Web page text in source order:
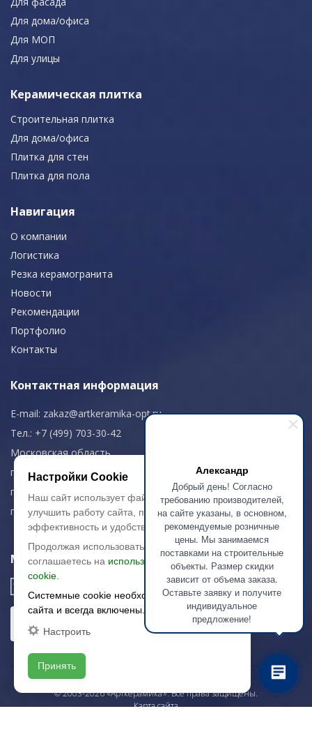
Александр
Добрый день! Согласно
требованию производителей,
на сайте указаны, в основном,
рекомендуемые розничные
цены. Мы занимаемся
поставками на строительные
объекты. Размер скидки
зависит от объема заказа.
Оставьте заявку и получите
индивидуальное
предложение!
Для дома/офиса
Для МОП
Для улицы
Керамическая плитка
Строительная плитка
Для дома/офиса
Плитка для стен
Плитка для пола
Навигация
О компании
Логистика
Резка керамогранита
Новости
Рекомендации
Портфолио
Контакты
Контактная информация
E-mail: zakaz@artkeramika-opt.ru
Тел.: +7 (499) 703-30-42
Московская область,
г. Красногорск
пн-чт: 09.00-18.00
пт: 09.00-17.00
Мы в соц. сетях
© 2003-2026 «Арткерамика». Все права защищены.
Карта сайта
Настройки Cookie
Наш сайт использует файлы cookie, чтобы
улучшить работу сайта, повысить его
эффективность и удобство.
Продолжая использовать сайт, вы
соглашаетесь на использование файлов
cookie.
Системные cookie необходимы для работы
сайта и всегда включены.
Настроить
Принять